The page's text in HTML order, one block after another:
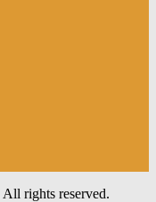
All rights reserved.